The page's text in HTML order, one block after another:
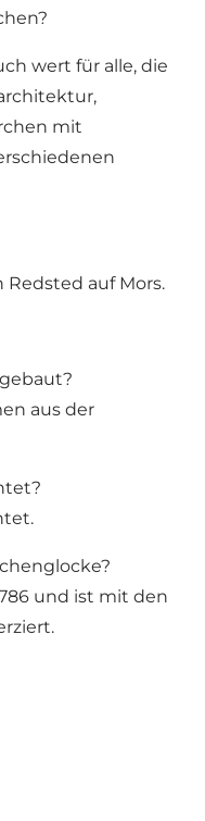
wert für alle, die
mit
auf Mors.
aus der
und ist mit den